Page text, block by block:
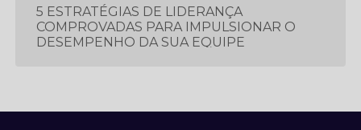
5 ESTRATÉGIAS DE LIDERANÇA
COMPROVADAS PARA IMPULSIONAR O
DESEMPENHO DA SUA EQUIPE